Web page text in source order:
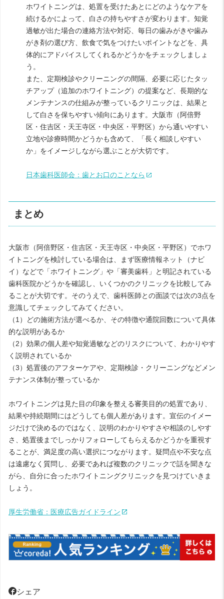
ホワイトニングは、処置を受けたあとにどのようなケアを
続けるかによって、白さの持ちやすさが変わります。知覚
過敏が出た場合の連絡方法や対応、毎日の歯みがきや歯み
がき剤の選び方、飲食で気をつけたいポイントなどを、具
体的にアドバイスしてくれるかどうかをチェックしましょ
う。
また、定期検診やクリーニングの間隔、必要に応じたタッ
チアップ（追加のホワイトニング）の提案など、長期的な
メンテナンスの仕組みが整っているクリニックは、結果と
して白さを保ちやすい傾向にあります。大阪市（阿倍野
区・住吉区・天王寺区・中央区・平野区）から通いやすい
立地や診療時間かどうかも含めて、「長く相談しやすい
か」をイメージしながら選ぶことが大切です。
日本歯科医師会：歯とお口のことなら
まとめ
大阪市（阿倍野区・住吉区・天王寺区・中央区・平野区）でホワ
イトニングを検討している場合は、まず医療情報ネット（ナビ
イ）などで「ホワイトニング」や「審美歯科」と明記されている
歯科医院かどうかを確認し、いくつかのクリニックを比較してみ
ることが大切です。そのうえで、歯科医師との面談では次の3点を
意識してチェックしてみてください。
（1）どの施術方法が選べるか、その特徴や通院回数について具体
的な説明があるか
（2）効果の個人差や知覚過敏などのリスクについて、わかりやす
く説明されているか
（3）処置後のアフターケアや、定期検診・クリーニングなどメン
テナンス体制が整っているか
ホワイトニングは見た目の印象を整える審美目的の処置であり、
結果や持続期間にはどうしても個人差があります。宣伝のイメー
ジだけで決めるのではなく、説明のわかりやすさや相談のしやす
さ、処置後までしっかりフォローしてもらえるかどうかを重視す
ることが、満足度の高い選択につながります。疑問点や不安な点
は遠慮なく質問し、必要であれば複数のクリニックで話を聞きな
がら、自分に合ったホワイトニングクリニックを見つけていきま
しょう。
厚生労働省：医療広告ガイドライン
シェア